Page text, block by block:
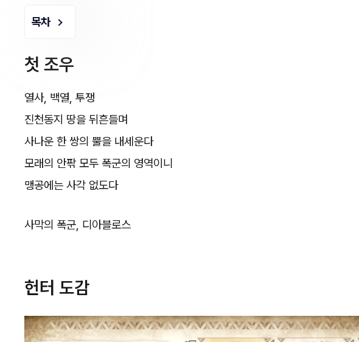
목차
첫 조우
열사, 백열, 투쟁
진천동지 땅을 뒤흔들며
사나운 한 쌍의 뿔을 내세운다
모래의 안팎 모두 폭군의 영역이니
맹공에는 사각 없도다
사막의 폭군, 디아블로스
헌터 도감